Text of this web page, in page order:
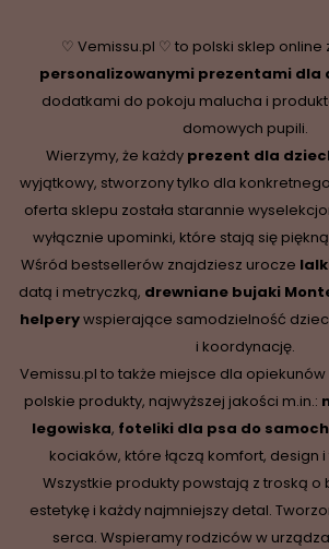
♡ Vemissu.pl ♡ to polski sklep online
personalizowanymi prezentami dla
dodatkami do pokoju malucha i
domowych pupili.
Wierzymy, że każdy prezent dla
wyjątkowy, stworzony tylko dla
oferta sklepu została starannie
wyłącznie upominki, które stają się
Wśród bestsellerów znajdziesz urocze
datą i metryczką, drewniane bujaki
helperywspierające samodzielność
i koordynację.
Vemissu.pl to także miejsce dla
polskie produkty, najwyższej jakości m.in.:
legowiska, foteliki dla psa do
kociaków, które łączą komfort, design
Wszystkie produkty powstają z troską o
estetykę i każdy najmniejszy detal.
serca. Wspieramy rodziców w